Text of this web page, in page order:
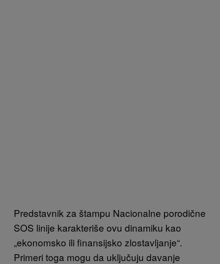
Predstavnik za štampu Nacionalne porodične
SOS linije karakteriše ovu dinamiku kao
„ekonomsko ili finansijsko zlostavljanje“.
Primeri toga mogu da uključuju davanje